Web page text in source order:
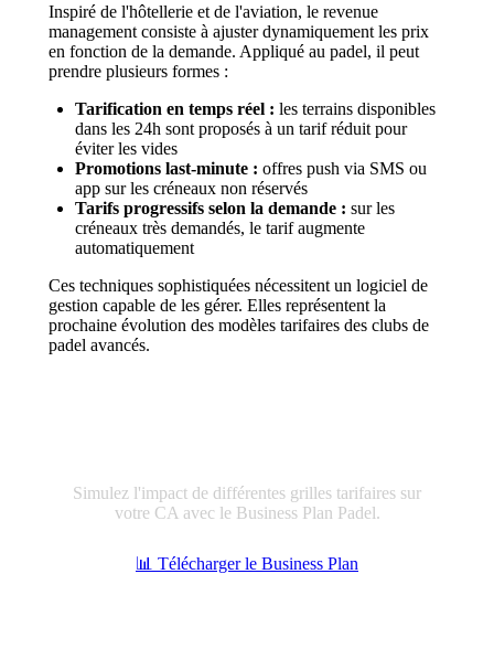
Inspiré de l'hôtellerie et de l'aviation, le revenue
management consiste à ajuster dynamiquement les prix
en fonction de la demande. Appliqué au padel, il peut
prendre plusieurs formes :
Tarification en temps réel : les terrains disponibles
dans les 24h sont proposés à un tarif réduit pour
éviter les vides
Promotions last-minute : offres push via SMS ou
app sur les créneaux non réservés
Tarifs progressifs selon la demande : sur les
créneaux très demandés, le tarif augmente
automatiquement
Ces techniques sophistiquées nécessitent un logiciel de
gestion capable de les gérer. Elles représentent la
prochaine évolution des modèles tarifaires des clubs de
padel avancés.
Simulez l'impact de différentes grilles tarifaires sur
votre CA avec le Business Plan Padel.
📊 Télécharger le Business Plan